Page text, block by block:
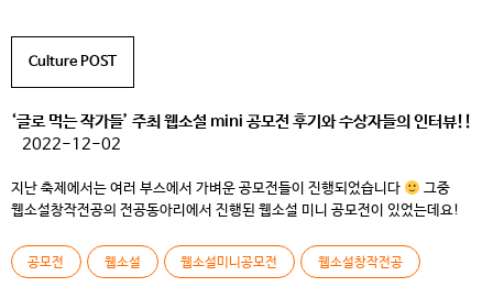
Culture POST
‘글로 먹는 작가들’ 주최 웹소설 mini 공모전 후기와 수상자들의 인터뷰!!
2022-12-02
지난 축제에서는 여러 부스에서 가벼운 공모전들이 진행되었습니다
그중
웹소설창작전공의 전공동아리에서 진행된 웹소설 미니 공모전이 있었는데요!
공모전의 수상자 두 분과 행사를 총괄한 동아리장을 모시고 인터뷰를 진행해
보았습니다. 이하는 동아리장 인터뷰 입니다!! Q. 글로 먹는 작가들은 어떤
공모전 웹소설 웹소설미니공모전 웹소설창작전공